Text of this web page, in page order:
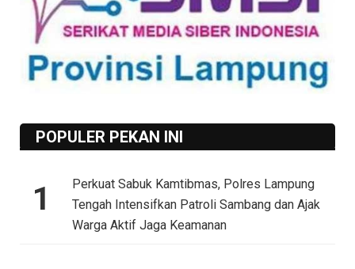
POPULER PEKAN INI
1
Perkuat Sabuk Kamtibmas, Polres Lampung
Tengah Intensifkan Patroli Sambang dan Ajak
Warga Aktif Jaga Keamanan